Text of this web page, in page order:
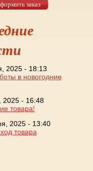
заказ
2025 - 18:13
в новогодние
2025 - 16:48
товара!
2025 - 13:40
товара